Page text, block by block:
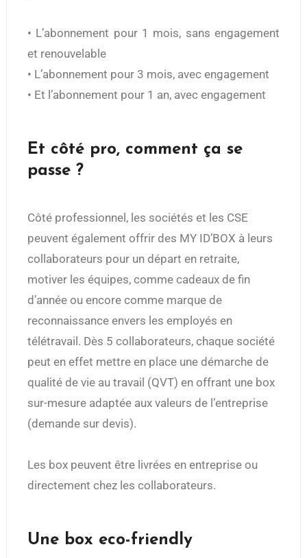
• L’abonnement pour 1 mois, sans engagement
et renouvelable
• L’abonnement pour 3 mois, avec engagement
• Et l’abonnement pour 1 an, avec engagement
Et côté pro, comment ça se
passe ?
Côté professionnel, les sociétés et les CSE
peuvent également offrir des MY ID’BOX à leurs
collaborateurs pour un départ en retraite,
motiver les équipes, comme cadeaux de fin
d’année ou encore comme marque de
reconnaissance envers les employés en
télétravail. Dès 5 collaborateurs, chaque société
peut en effet mettre en place une démarche de
qualité de vie au travail (QVT) en offrant une box
sur-mesure adaptée aux valeurs de l’entreprise
(demande sur devis).
Les box peuvent être livrées en entreprise ou
directement chez les collaborateurs.
Une box eco-friendly